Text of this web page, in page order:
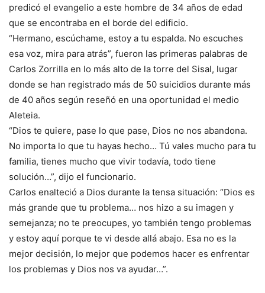
predicó el evangelio a este hombre de 34 años de edad
que se encontraba en el borde del edificio.
“Hermano, escúchame, estoy a tu espalda. No escuches
esa voz, mira para atrás”, fueron las primeras palabras de
Carlos Zorrilla en lo más alto de la torre del Sisal, lugar
donde se han registrado más de 50 suicidios durante más
de 40 años según reseñó en una oportunidad el medio
Aleteia.
“Dios te quiere, pase lo que pase, Dios no nos abandona.
No importa lo que tu hayas hecho… Tú vales mucho para tu
familia, tienes mucho que vivir todavía, todo tiene
solución…”, dijo el funcionario.
Carlos enalteció a Dios durante la tensa situación: “Dios es
más grande que tu problema… nos hizo a su imagen y
semejanza; no te preocupes, yo también tengo problemas
y estoy aquí porque te vi desde allá abajo. Esa no es la
mejor decisión, lo mejor que podemos hacer es enfrentar
los problemas y Dios nos va ayudar…”.